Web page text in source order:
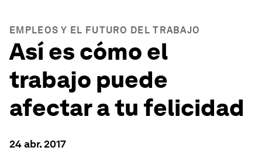
EMPLEOS Y EL FUTURO DEL TRABAJO
Así es cómo el
trabajo puede
afectar a tu felicidad
24 abr. 2017